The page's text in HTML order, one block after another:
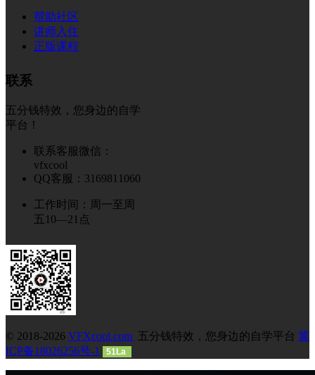
帮助社区
讲师入住
正版课程
联系
五分钱特效，您身边的自学
平台！
联系客服微信：
vfxcool
QQ客服：3169811060
工作时间：周一至周
五10—21点
© 2018-2026 VFXcool.com 五分钱特效，您身边的自学平台 冀
ICP备18026256号-1
51La